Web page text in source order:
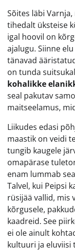
Sõites läbi
tihedalt üksteise
igal hoovil on
ajalugu. Siinne
tänavad
on tunda
kohalikke
seal pakutav
maitseelamus,
Liikudes edasi
maastik on veidi
tungib kaugele
omapärase
enam lummab
Talvel, kui Peipsi
rüsijää vallid, mis
kõrgusele,
kaadreid. See
ei ole ainult
kultuuri ja eluviisi